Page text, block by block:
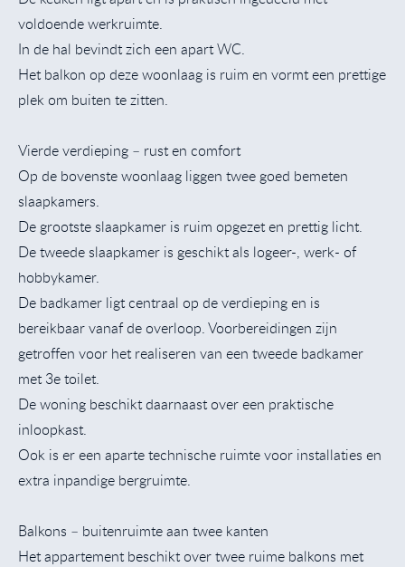
voldoende werkruimte.
In de hal bevindt zich een apart WC.
Het balkon op deze woonlaag is ruim en vormt een prettige
plek om buiten te zitten.
Vierde verdieping – rust en comfort
Op de bovenste woonlaag liggen twee goed bemeten
slaapkamers.
De grootste slaapkamer is ruim opgezet en prettig licht.
De tweede slaapkamer is geschikt als logeer-, werk- of
hobbykamer.
De badkamer ligt centraal op de verdieping en is
bereikbaar vanaf de overloop. Voorbereidingen zijn
getroffen voor het realiseren van een tweede badkamer
met 3e toilet.
De woning beschikt daarnaast over een praktische
inloopkast.
Ook is er een aparte technische ruimte voor installaties en
extra inpandige bergruimte.
Balkons – buitenruimte aan twee kanten
Het appartement beschikt over twee ruime balkons met